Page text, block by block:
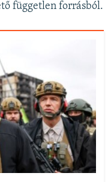
független forrásból.